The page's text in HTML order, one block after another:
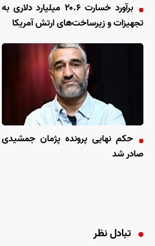
برآورد خسارت ۲۰.۶ میلیارد دلاری به
تجهیزات و زیرساخت‌های ارتش آمریکا
حکم نهایی پرونده پژمان جمشیدی
صادر شد
تبادل نظر